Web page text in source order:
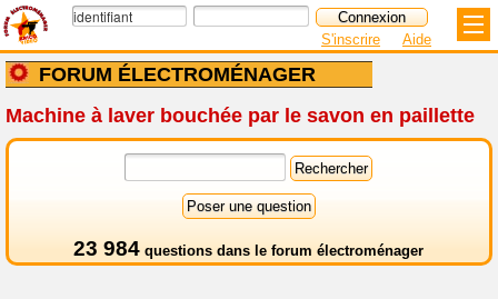
FORUM ÉLECTROMÉNAGER
S'inscrire Aide
Machine à laver bouchée par le savon en paillette
23 984 questions dans le forum électroménager